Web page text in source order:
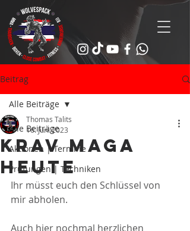
Beitrag
Alle Beiträge
Aktionen | Termine
Prüfungen | Techniken
Alle Beiträge
Krav Maga
heute
Thomas Talits
16. Juni 2023
Ihr müsst euch den Schlüssel von
mir abholen.
Auch hier nochmal herzlichen